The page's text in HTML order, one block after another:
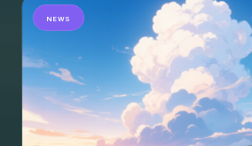
NEWS